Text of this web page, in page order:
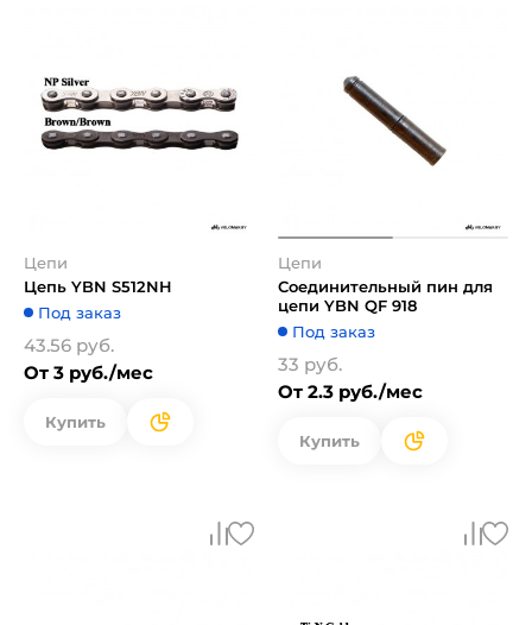
Цепи
Цепь YBN S512NH
Под заказ
43.56 руб.
От 3 руб./мес
Купить
Цепи
Соединительный пин для
цепи YBN QF 918
Под заказ
33 руб.
От 2.3 руб./мес
Купить